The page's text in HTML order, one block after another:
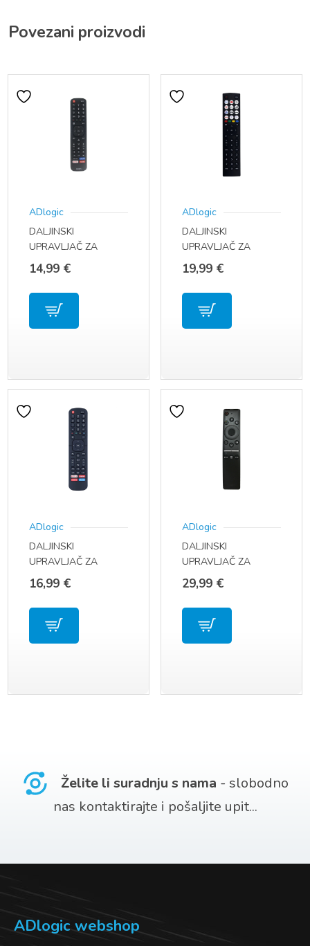
Povezani proizvodi
ADlogic
DALJINSKI
UPRAVLJAČ ZA
HISENSE SMART TV
EN2BS27H /
EN2BI27H
14,99 €
ADlogic
DALJINSKI
UPRAVLJAČ ZA
HISENSE SMART TV
ERF2M36H
19,99 €
ADlogic
DALJINSKI
UPRAVLJAČ ZA
HISENSE SMART TV
ERF2B60H
16,99 €
ADlogic
DALJINSKI
UPRAVLJAČ ZA
SAMSUNG TV VOICE
REMOTE CONTROL
MODEL BN59-01312F
29,99 €
Želite li suradnju s nama - slobodno
nas kontaktirajte i pošaljite upit...
ADlogic webshop